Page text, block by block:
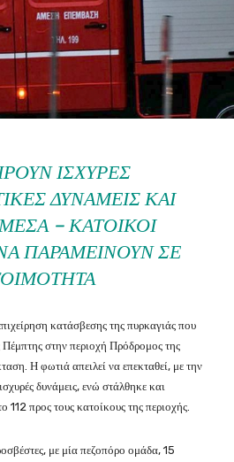
ΙΣΧΥΡΈΣ
ΔΥΝΆΜΕΙΣ ΚΑΙ
– ΚΆΤΟΙΚΟΙ
ΠΑΡΑΜΕΊΝΟΥΝ ΣΕ
κατάσβεσης της πυρκαγιάς που
Πέμπτης στην περιοχή Πρόδρομος της
Η φωτιά απειλεί να επεκταθεί, με την
δυνάμεις, ενώ στάλθηκε και
112 προς τους κατοίκους της περιοχής.
με μία πεζοπόρο ομάδα, 15